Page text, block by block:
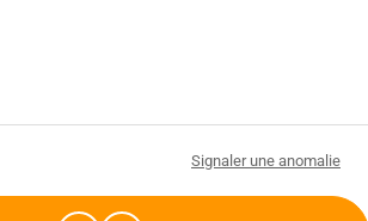
Signaler une anomalie